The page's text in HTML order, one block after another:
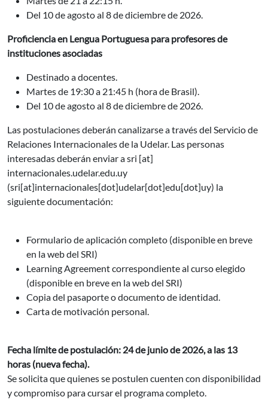
Del 10 de agosto al 8 de diciembre de 2026.
Proficiencia en Lengua Portuguesa para profesores de
instituciones asociadas
Destinado a docentes.
Martes de 19:30 a 21:45 h (hora de Brasil).
Del 10 de agosto al 8 de diciembre de 2026.
Las postulaciones deberán canalizarse a través del Servicio de
Relaciones Internacionales de la Udelar. Las personas
interesadas deberán enviar asri [at]
internacionales.udelar.edu.uy
(sri[at]internacionales[dot]udelar[dot]edu[dot]uy) la
siguiente documentación:
Formulario de aplicación completo (disponible en breve
en la web del SRI)
Learning Agreement correspondiente al curso elegido
(disponible en breve en la web del SRI)
Copia del pasaporte o documento de identidad.
Carta de motivación personal.
Fecha límite de postulación: 24 de junio de 2026, a las 13
horas (nueva fecha).
Se solicita que quienes se postulen cuenten con disponibilidad
y compromiso para cursar el programa completo.